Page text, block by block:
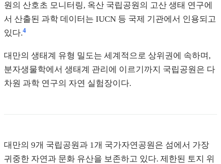
원의 산호초 모니터링, 옥산 국립공원의 고산 생태 연구에
서 산출된 과학 데이터는 IUCN 등 국제 기관에서 인용되고
있다.4
대만의 생태계 유형 밀도는 세계적으로 상위권에 속하며,
분자생물학에서 생태계 관리에 이르기까지 국립공원은 다
차원 과학 연구의 자연 실험장이다.
대만의 9개 국립공원과 1개 국가자연공원은 섬에서 가장
귀중한 자연과 문화 유산을 보존하고 있다. 제한된 토지 위